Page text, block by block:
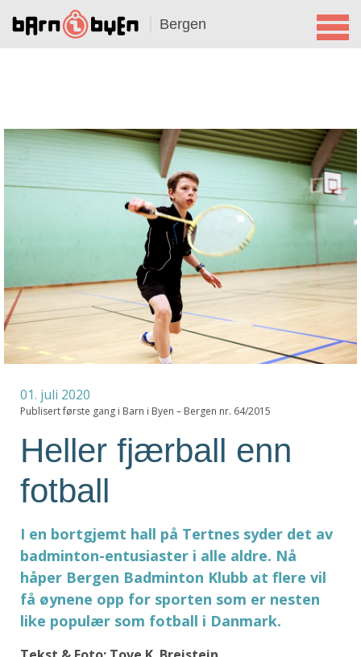
Bergen
01. juli 2020
Publisert første gang i Barn i Byen – Bergen nr. 64/2015
Heller fjærball enn
fotball
I en bortgjemt hall på Tertnes syder det av
badminton-entusiaster i alle aldre. Nå
håper Bergen Badminton Klubb at flere vil
få øynene opp for sporten som er nesten
like populær som fotball i Danmark.